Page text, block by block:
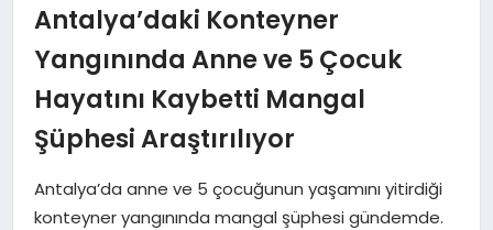
SPOR
MAGAZIN
SAĞLIK
Antalya’daki Konteyner
Yangınında Anne ve 5 Çocuk
Hayatını Kaybetti Mangal
Şüphesi Araştırılıyor
Antalya’da anne ve 5 çocuğunun yaşamını yitirdiği
konteyner yangınında mangal şüphesi gündemde.